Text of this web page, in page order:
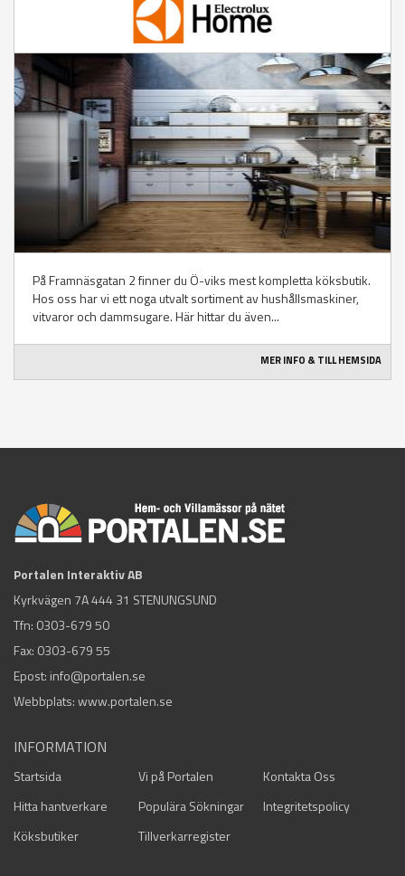
På Framnäsgatan 2 finner du Ö-viks mest kompletta köksbutik.
Hos oss har vi ett noga utvalt sortiment av hushållsmaskiner,
vitvaror och dammsugare. Här hittar du även...
MER INFO & TILL HEMSIDA
Portalen Interaktiv AB
Kyrkvägen 7A 444 31 STENUNGSUND
Tfn: 0303-679 50
Fax: 0303-679 55
Epost: info@portalen.se
Webbplats: www.portalen.se
INFORMATION
Startsida Vi på Portalen
Kontakta Oss
Hitta hantverkare
Populära Sökningar
Integritetspolicy
Köksbutiker
Tillverkarregister